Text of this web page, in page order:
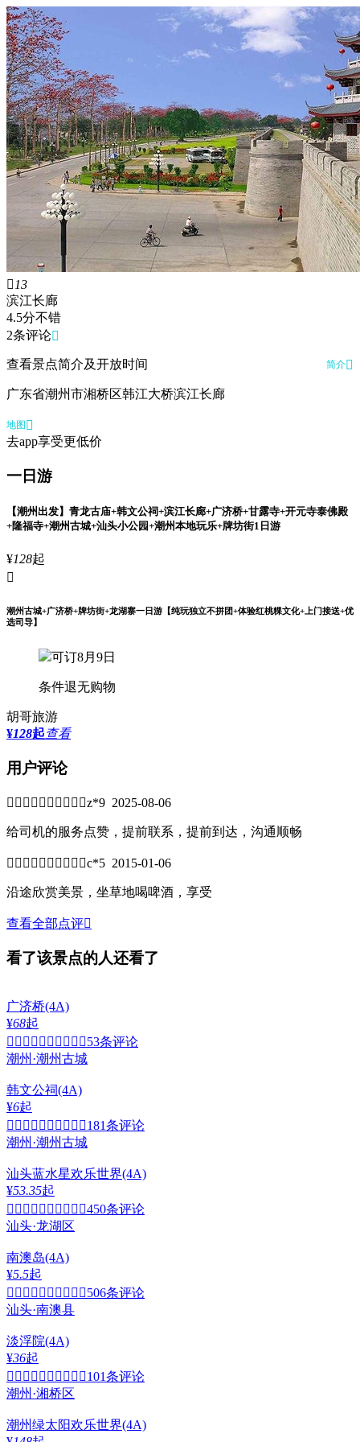
 13
滨江长廊
4.5分不错
2条评论
查看景点简介及开放时间 简介
广东省潮州市湘桥区韩江大桥滨江长廊
地图 
去app享受更低价
一日游
【潮州出发】青龙古庙+韩文公祠+滨江长廊+广济桥+甘露寺+开元寺泰佛殿
+隆福寺+潮州古城+汕头小公园+潮州本地玩乐+牌坊街1日游
¥128起

潮州古城+广济桥+牌坊街+龙湖寨一日游【纯玩独立不拼团+体验红桃粿文化+上门接送+优
选司导】
可订8月9日
条件退无购物
胡哥旅游
¥128起查看
用户评论
 z*9 2025-08-06
给司机的服务点赞，提前联系，提前到达，沟通顺畅
 c*5 2015-01-06
沿途欣赏美景，坐草地喝啤酒，享受
查看全部点评
看了该景点的人还看了
广济桥(4A)
¥68起
 53条评论
潮州·潮州古城
韩文公祠(4A)
¥6起
 181条评论
潮州·潮州古城
汕头蓝水星欢乐世界(4A)
¥53.35起
 450条评论
汕头·龙湖区
南澳岛(4A)
¥5.5起
 506条评论
汕头·南澳县
淡浮院(4A)
¥36起
 101条评论
潮州·湘桥区
潮州绿太阳欢乐世界(4A)